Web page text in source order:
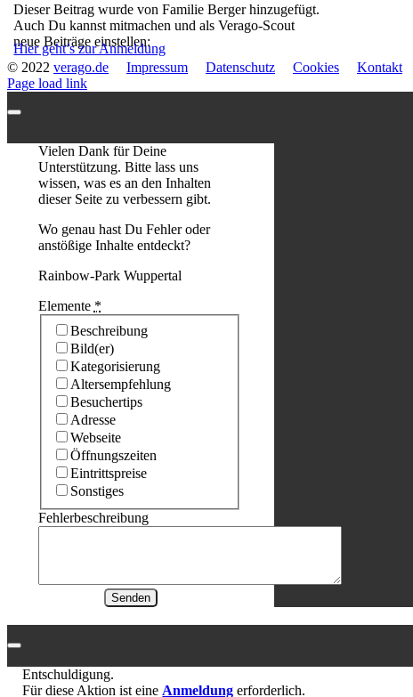
Dieser Beitrag wurde von Familie Berger hinzugefügt.
Auch Du kannst mitmachen und als Verago-Scout
neue Beiträge einstellen:
Hier geht’s zur Anmeldung
© 2022 verago.de Impressum Datenschutz Cookies Kontakt
Page load link
Vielen Dank für Deine
Unterstützung. Bitte lass uns
wissen, was es an den Inhalten
dieser Seite zu verbessern gibt.
Wo genau hast Du Fehler oder
anstößige Inhalte entdeckt?
Rainbow-Park Wuppertal
Elemente *
Beschreibung
Bild(er)
Kategorisierung
Altersempfehlung
Besuchertips
Adresse
Webseite
Öffnungszeiten
Eintrittspreise
Sonstiges
Fehlerbeschreibung
Senden
Entschuldigung.
Für diese Aktion ist eine Anmeldung erforderlich.